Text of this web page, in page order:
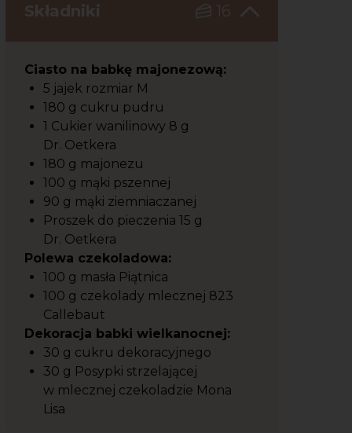
Składniki 16
Ciasto na babkę majonezową:
5 jajek rozmiar M
180 g cukru pudru
1 Cukier wanilinowy 8 g
Dr. Oetkera
180 g majonezu
100 g mąki pszennej
90 g mąki ziemniaczanej
Proszek do pieczenia 15 g
Dr. Oetkera
Polewa czekoladowa:
100 g masła Piątnica
100 g czekolady mlecznej 823
Callebaut
Dekoracja babki wielkanocnej:
30 g cukru dekoracyjnego
30 g Posypki strzelającej
w mlecznej czekoladzie Mona
Lisa